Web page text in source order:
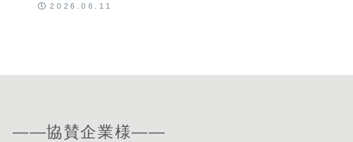
2026.06.11
——協賛企業様——